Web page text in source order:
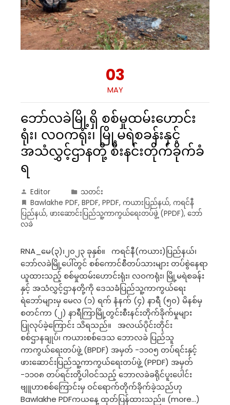
03
MAY
ဘော်လခဲမြို့ရှိ စစ်မှုထမ်းဟောင်း
ရုံး၊ လဝကရုံး၊​ မြို့မရဲစခန်းနှင့်
အသံလွှင့်ဌာနတို့ စီးနင်းတိုက်ခိုက်ခံ
ရ
Editor
သတင်း
Bawlakhe PDF, BPDF, PPDF, ကယားပြည်နယ်, ကရင်နီ
ပြည်နယ်, ဖားဆောင်းပြည်သူ့ကာကွယ်ရေးတပ်ဖွဲ့ (PPDF), ဘော်
လခဲ
RNA_မေ(၃)၊၂၀၂၃ ခုနှစ်။ ကရင်နီ(ကယား)ပြည်နယ်၊
ဘော်လခဲမြို့ပေါ်တွင် စစ်ကောင်စီတပ်သားများ တပ်စွဲနေရာ
ယူထားသည့် စစ်မှုထမ်းဟောင်းရုံး၊ လဝကရုံး၊ မြို့မရဲစခန်း
နှင့် အသံလွှင့်ဌာနတို့ကို ဒေသခံပြည်သူ့ကာကွယ်ရေး
ရဲဘော်များမှ မေလ (၁) ရက် နံနက် (၄) နာရီ (၅၀) မိနစ်မှ
စတင်ကာ (၂) နာရီကြာမြို့တွင်းစီးနင်းတိုက်ခိုက်မှုများ
ပြုလုပ်ခဲ့ကြောင်း သိရသည်။ အလယ်ပိုင်းတိုင်း
စစ်ဌာနချုပ်၊ ကယားစစ်ဒေသ ဘောလခဲ ပြည်သူ
ကာကွယ်ရေးတပ်ဖွဲ့ (BPDF) အမှတ် -၁၁၀၅ တပ်ရင်းနှင့်
ဖားဆောင်းပြည်သူ့ကာကွယ်ရေးတပ်ဖွဲ့ (PPDF) အမှတ်
-၁၁၀၈ တပ်ရင်းတို့ပါဝင်သည့် ဘောလခဲခရိုင်ပူးပေါင်း
ဗျူဟာစစ်ကြောင်းမှ ဝင်ရောက်တိုက်ခိုက်ခဲ့သည်ဟု
Bawlakhe PDFကယနေ့ ထုတ်ပြန်ထားသည်။ (more…)